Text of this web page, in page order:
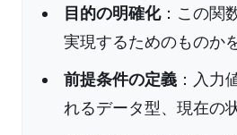
目的の明確化：この関
実現するためのものか
前提条件の定義 ：入力
れるデータ型、現在の